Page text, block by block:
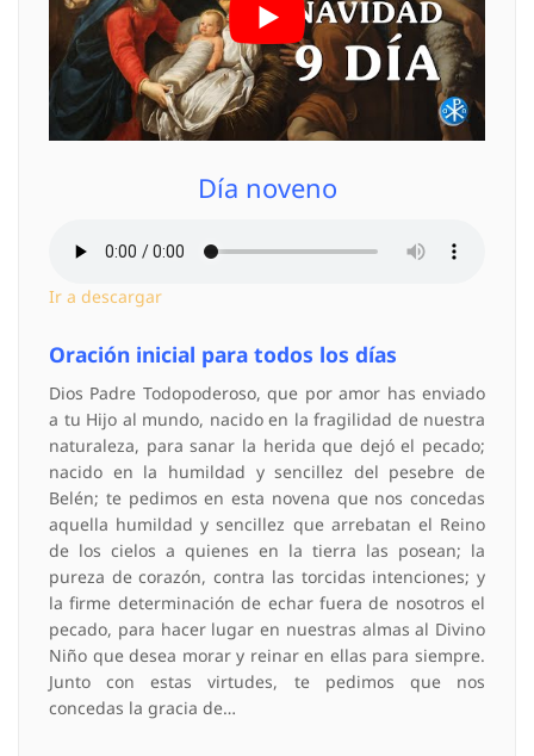
Día noveno
Ir a descargar
Oración inicial para todos los días
Dios Padre Todopoderoso, que por amor has enviado
a tu Hijo al mundo, nacido en la fragilidad de nuestra
naturaleza, para sanar la herida que dejó el pecado;
nacido en la humildad y sencillez del pesebre de
Belén; te pedimos en esta novena que nos concedas
aquella humildad y sencillez que arrebatan el Reino
de los cielos a quienes en la tierra las posean; la
pureza de corazón, contra las torcidas intenciones; y
la firme determinación de echar fuera de nosotros el
pecado, para hacer lugar en nuestras almas al Divino
Niño que desea morar y reinar en ellas para siempre.
Junto con estas virtudes, te pedimos que nos
concedas la gracia de…